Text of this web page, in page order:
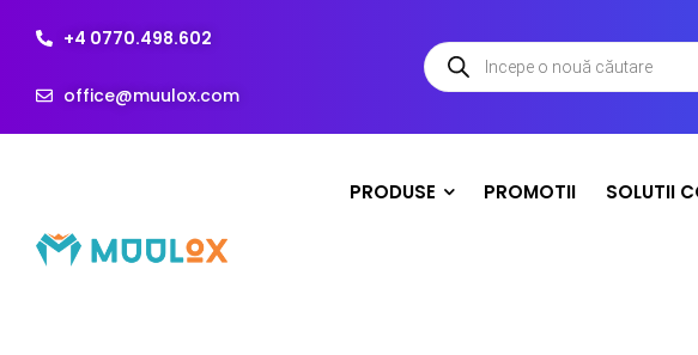
+4 0770.498.602
office@muulox.com
PRODUSE PROMOTII SOLUTII